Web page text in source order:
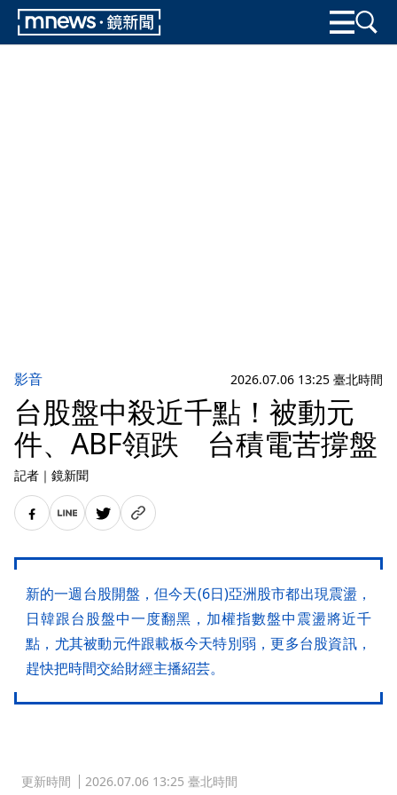
影音 2026.07.06 13:25 臺北時間
台股盤中殺近千點！被動元
件、ABF領跌 台積電苦撐盤
記者 ｜ 鏡新聞
新的一週台股開盤，但今天(6日)亞洲股市都出現震盪，
日韓跟台股盤中一度翻黑，加權指數盤中震盪將近千
點，尤其被動元件跟載板今天特別弱，更多台股資訊，
趕快把時間交給財經主播紹芸。
更新時間 2026.07.06 13:25 臺北時間